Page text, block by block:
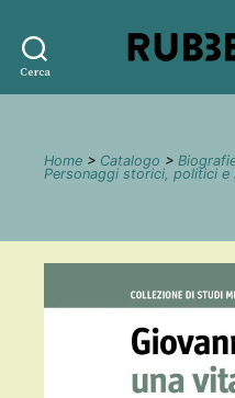
Cerca
Home > Catalogo >
Personaggi storici, politici e